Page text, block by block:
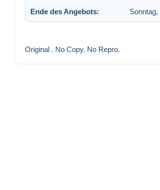
Ende des Angebots:
Original . No Copy. No Repro.